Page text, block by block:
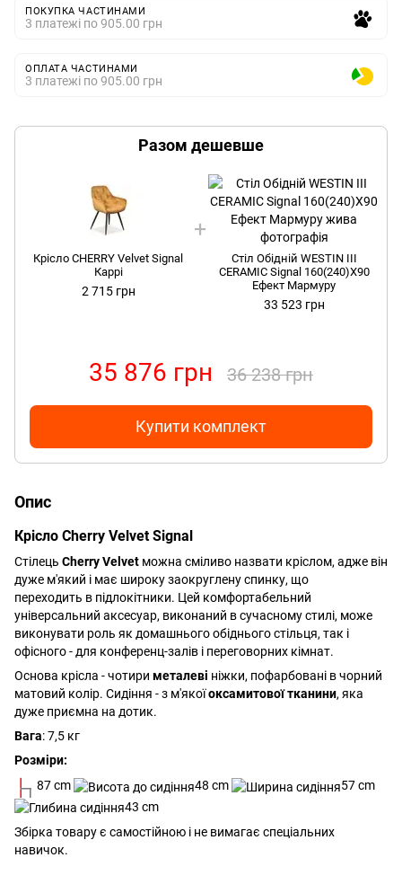
ПОКУПКА ЧАСТИНАМИ
3 платежі по 905.00 грн
ОПЛАТА ЧАСТИНАМИ
3 платежі по 905.00 грн
Разом дешевше
Крісло CHERRY Velvet Signal
Каррі
2 715 грн
Стіл Обідній WESTIN III
CERAMIC Signal 160(240)X90
Ефект Мармуру
33 523 грн
35 876 грн 36 238 грн
Купити комплект
Опис
Крісло Сherry Velvet Signal
Стілець Cherry Velvet можна сміливо назвати кріслом, адже він
дуже м'який і має широку заокруглену спинку, що
переходить в підлокітники. Цей комфортабельний
універсальний аксесуар, виконаний в сучасному стилі, може
виконувати роль як домашнього обіднього стільця, так і
офісного - для конференц-залів і переговорних кімнат.
Основа крісла - чотири металеві ніжки, пофарбовані в чорний
матовий колір. Сидіння - з м'якоїоксамитової тканини, яка
дуже приємна на дотик.
Вага: 7,5 кг
Розміри:
87 cm
48 cm
57 cm
43 cm
Збірка товару є самостійною і не вимагає спеціальних
навичок.